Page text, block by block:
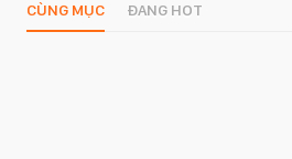
CÙNG MỤC ĐANG HOT